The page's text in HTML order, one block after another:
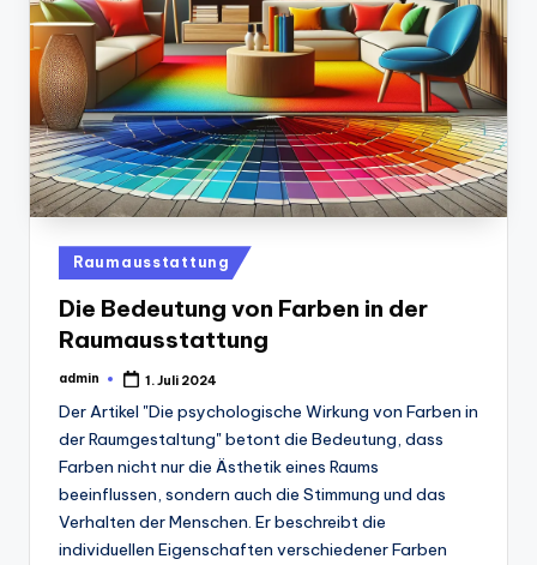
Posted
in
Raumausstattung
Die Bedeutung von Farben in der
Raumausstattung
Posted
admin 1. Juli 2024
Der Artikel "Die psychologische Wirkung von Farben in
der Raumgestaltung" betont die Bedeutung, dass
Farben nicht nur die Ästhetik eines Raums
beeinflussen, sondern auch die Stimmung und das
Verhalten der Menschen. Er beschreibt die
individuellen Eigenschaften verschiedener Farben